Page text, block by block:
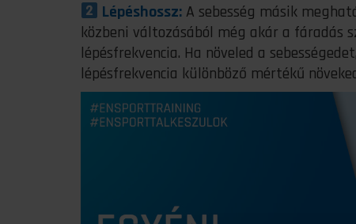
Lépéshossz:A sebesség másik
közbeni változásából még akár a fáradás
lépésfrekvencia. Ha növeled a
lépésfrekvencia különböző mértékű